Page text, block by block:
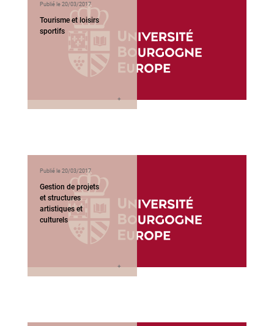
Publié le 20/03/2017
Tourisme et loisirs
sportifs
Publié le 20/03/2017
Gestion de projets
et structures
artistiques et
culturels